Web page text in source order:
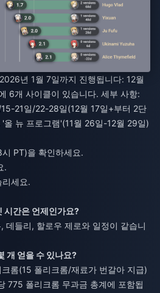
년 1월 7일까지 진행됩니다: 12월
6개 사이클이 있습니다. 세부 사항:
21일/22-28일(12월 17일+부터 2단
뉴 프로그램'(11월 26일-12월 29일)
PT)을 확인하세요.
.
리세요.
시간은 언제인가요?
데들리, 할로우 제로와 일정이 같습니
개 얻을 수 있나요?
롬(15 폴리크롬/재료가 번갈아 지급)
775 폴리크롬 무과금 총계에 포함됩